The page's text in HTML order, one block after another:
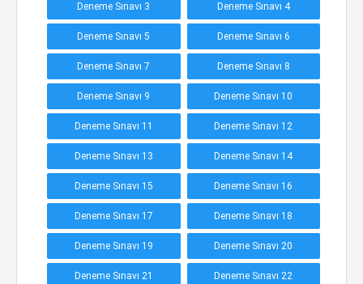
Deneme Sınavı 3 Deneme Sınavı 4
Deneme Sınavı 5 Deneme Sınavı 6
Deneme Sınavı 7 Deneme Sınavı 8
Deneme Sınavı 9 Deneme Sınavı 10
Deneme Sınavı 11 Deneme Sınavı 12
Deneme Sınavı 13 Deneme Sınavı 14
Deneme Sınavı 15 Deneme Sınavı 16
Deneme Sınavı 17 Deneme Sınavı 18
Deneme Sınavı 19 Deneme Sınavı 20
Deneme Sınavı 21 Deneme Sınavı 22